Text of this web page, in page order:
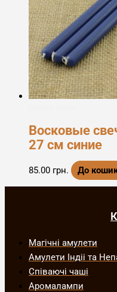
Восковые
27 см синие
85.00 грн. До
Магічні амулети
Амулети Індіі та
Співаючі чаші
Аромалампи